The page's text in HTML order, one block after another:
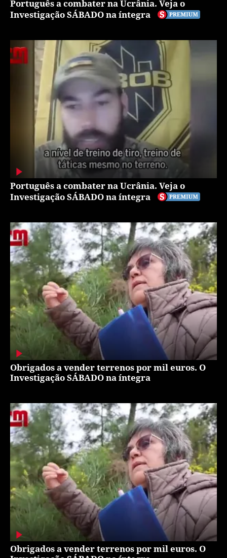
Português a combater na Ucrânia. Veja o
Investigação SÁBADO na íntegra
Português a combater na Ucrânia. Veja o
Investigação SÁBADO na íntegra
Obrigados a vender terrenos por mil euros. O
Investigação SÁBADO na íntegra
Obrigados a vender terrenos por mil euros. O